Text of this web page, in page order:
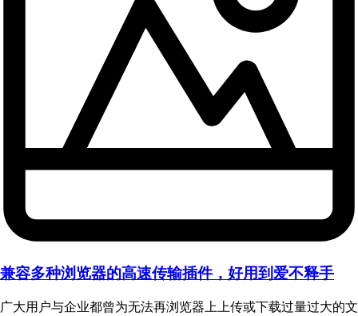
兼容多种浏览器的高速传输插件，好用到爱不释手
广大用户与企业都曾为无法再浏览器上上传或下载过量过大的文